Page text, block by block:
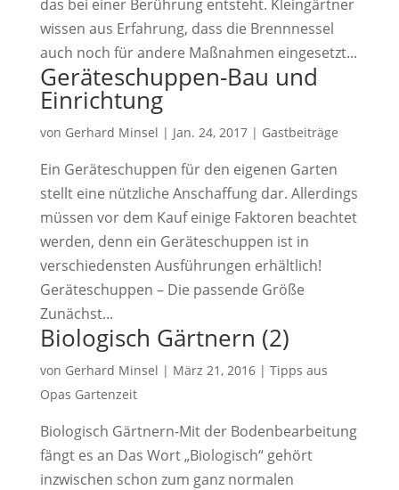
das bei einer Berührung entsteht. Kleingärtner
wissen aus Erfahrung, dass die Brennnessel
auch noch für andere Maßnahmen eingesetzt...
Geräteschuppen-Bau und
Einrichtung
von Gerhard Minsel | Jan. 24, 2017| Gastbeiträge
Ein Geräteschuppen für den eigenen Garten
stellt eine nützliche Anschaffung dar. Allerdings
müssen vor dem Kauf einige Faktoren beachtet
werden, denn ein Geräteschuppen ist in
verschiedensten Ausführungen erhältlich!
Geräteschuppen – Die passende Größe
Zunächst...
Biologisch Gärtnern (2)
von Gerhard Minsel | März 21, 2016| Tipps aus
Opas Gartenzeit
Biologisch Gärtnern-Mit der Bodenbearbeitung
fängt es an Das Wort „Biologisch“ gehört
inzwischen schon zum ganz normalen